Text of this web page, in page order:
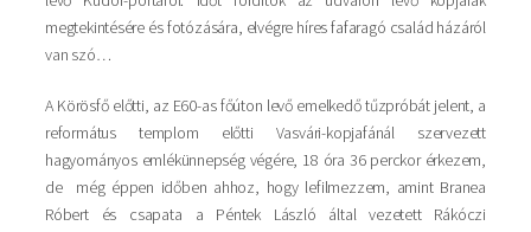
megtekintésére és fotózására, elvégre híres fafaragó család házáról
van szó…
A Körösfő előtti, az E60-as főúton levő emelkedő tűzpróbát jelent, a
református templom előtti Vasvári-kopjafánál szervezett
hagyományos emlékünnepség végére, 18 óra 36 perckor érkezem,
de még éppen időben ahhoz, hogy lefilmezzem, amint Branea
Róbert és csapata a Péntek László által vezetett Rákóczi